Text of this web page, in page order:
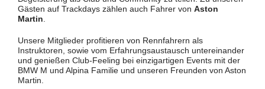
Gästen auf Trackdays zählen auch Fahrer von Aston
Martin
Unsere Mitglieder profitieren von Rennfahrern als
Instruktoren, sowie vom Erfahrungsaustausch untereinander
und genießen Club-Feeling bei einzigartigen Events mit der
BMW M und Alpina Familie und unseren Freunden von Aston
Martin.